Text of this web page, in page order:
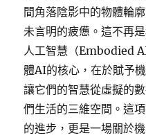
間角落陰影中的物體輪
未言明的疲憊。這不再
人工智慧（Embodied
體AI的核心，在於賦予
讓它們的智慧從虛擬的
們生活的三維空間。這
的進步，更是一場關於